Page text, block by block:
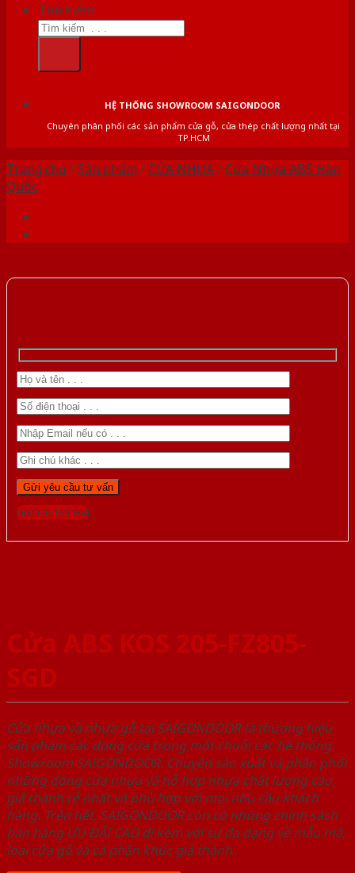
Tìm kiếm:
HỆ THỐNG SHOWROOM SAIGONDOOR
Chuyên phân phối các sản phẩm cửa gỗ, cửa thép chất lượng nhất tại
TP.HCM
Trang chủ /Sản phẩm /CỬA NHỰA/Cửa Nhựa ABS Hàn
Quốc
Gọi 0976.169.864
Cửa ABS KOS 205-FZ805-
SGD
Cửa nhựa và nhựa gỗ tại SAIGONDOOR là thương hiệu
sản phẩm các dòng cửa trong một chuỗi các hệ thống
Showroom SAIGONDOOR. Chuyên sản xuất và phân phối
những dòng cửa nhựa và hỗ hợp nhựa chất lượng cao,
giá thành rẻ nhất và phù hợp với mọi nhu cầu khách
hàng. Trên hết, SAIGONDOOR còn có những chính sách
bán hàng ƯU ĐÃI CAO đi kèm với sự đa dạng về mẫu mã,
loại cửa gỗ và cả phân khúc giá thành.